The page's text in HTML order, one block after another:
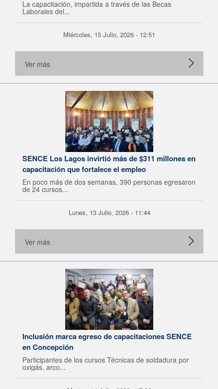
La capacitación, impartida a través de las Becas
Laborales del...
Miércoles, 15 Julio, 2026 - 12:51
Ver más
SENCE Los Lagos invirtió más de $311 millones en
capacitación que fortalece el empleo
En poco más de dos semanas, 390 personas egresaron
de 24 cursos...
Lunes, 13 Julio, 2026 - 11:44
Ver más
Inclusión marca egreso de capacitaciones SENCE
en Concepción
Participantes de los cursos Técnicas de soldadura por
oxigás, arco...